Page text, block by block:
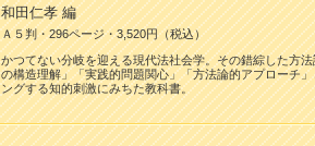
和田仁孝 編
Ａ５判・296ページ・3,520円（税込）
かつてない分岐を迎える現代法社会学。その錯綜した方
の構造理解」「実践的問題関心」「方法論的アプローチ
ングする知的刺激にみちた教科書。